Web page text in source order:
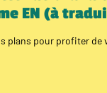
EN (à
plans pour profiter de